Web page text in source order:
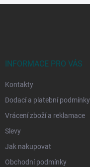
INFORMACE PRO VÁS
Kontakty
Dodací a platební podmínky
Vrácení zboží a reklamace
Slevy
Jak nakupovat
Obchodní podmínky